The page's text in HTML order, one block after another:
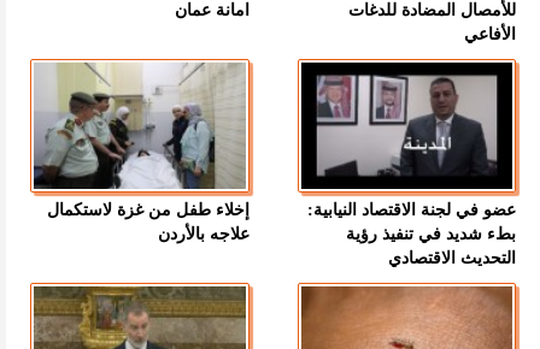
للأمصال المضادة للدغات
الأفاعي
امانة عمان
عضو في لجنة الاقتصاد النيابية:
بطء شديد في تنفيذ رؤية
التحديث الاقتصادي
إخلاء طفل من غزة لاستكمال
علاجه بالأردن